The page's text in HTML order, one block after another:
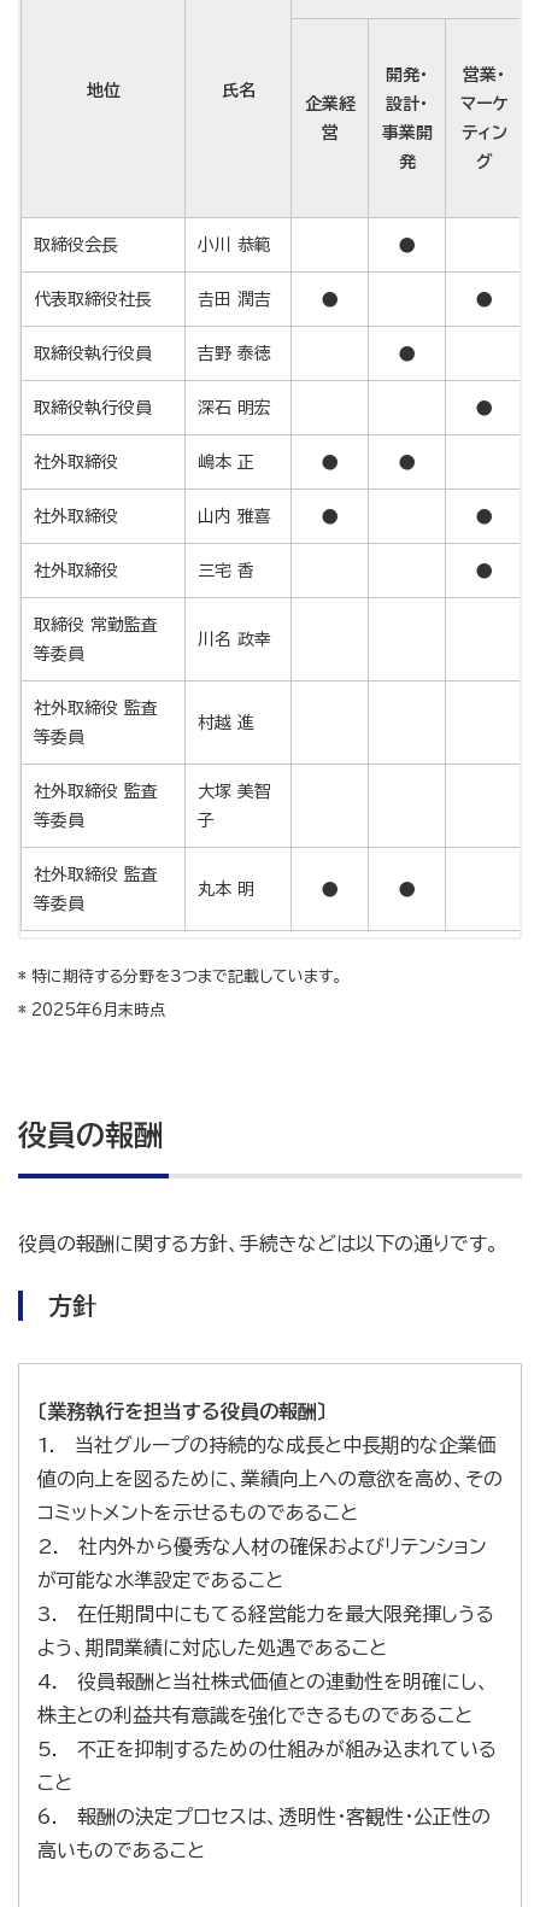
地位 氏名
企業経
営
開発・
設計・
事業開
発
営業・
マーケ
ティン
グ
取締役会長 小川 恭範 ●
代表取締役社長 𠮷田 潤吉 ● ●
取締役執行役員 吉野 泰徳 ●
取締役執行役員 深石 明宏 ●
社外取締役 嶋本 正 ● ●
社外取締役 山内 雅喜 ● ●
社外取締役 三宅 香 ●
取締役 常勤監査
等委員
川名 政幸
社外取締役 監査
等委員
村越 進
社外取締役 監査
等委員
大塚 美智
子
社外取締役 監査
等委員
丸本 明 ● ●
* 特に期待する分野を３つまで記載しています。
* 2025年6月末時点
役員の報酬
役員の報酬に関する方針、手続きなどは以下の通りです。
方針
〔業務執行を担当する役員の報酬〕
1. 当社グループの持続的な成長と中長期的な企業価
値の向上を図るために、業績向上への意欲を高め、その
コミットメントを示せるものであること
2. 社内外から優秀な人材の確保およびリテンション
が可能な水準設定であること
3. 在任期間中にもてる経営能力を最大限発揮しうる
よう、期間業績に対応した処遇であること
4. 役員報酬と当社株式価値との連動性を明確にし、
株主との利益共有意識を強化できるものであること
5. 不正を抑制するための仕組みが組み込まれている
こと
6. 報酬の決定プロセスは、透明性・客観性・公正性の
高いものであること